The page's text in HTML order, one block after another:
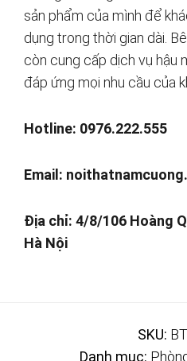
sản phẩm của mình để
dụng trong thời gian dài.
còn cung cấp dịch vụ hậu
đáp ứng mọi nhu cầu của
Hotline: 0976.222.555
Email:
Địa chỉ: 4/8/106 Hoàng
Hà Nội
SKU:
Danh mục: